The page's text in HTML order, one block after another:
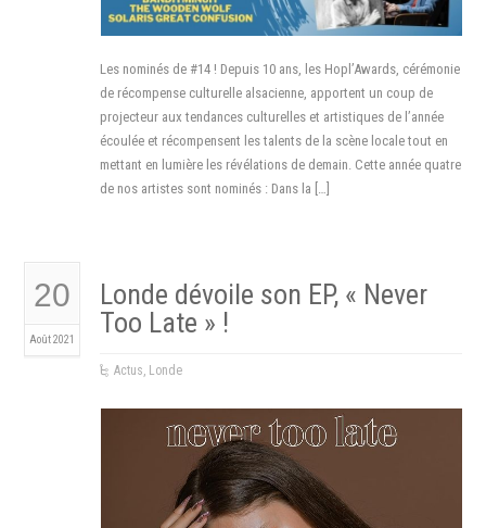
Les nominés de #14 ! Depuis 10 ans, les Hopl’Awards, cérémonie
de récompense culturelle alsacienne, apportent un coup de
projecteur aux tendances culturelles et artistiques de l’année
écoulée et récompensent les talents de la scène locale tout en
mettant en lumière les révélations de demain. Cette année quatre
de nos artistes sont nominés : Dans la […]
20
Août 2021
Londe dévoile son EP, « Never
Too Late » !
Actus, Londe